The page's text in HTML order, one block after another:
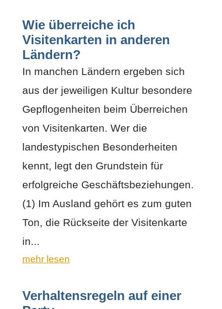
Wie überreiche ich
Visitenkarten in anderen
Ländern?
In manchen Ländern ergeben sich
aus der jeweiligen Kultur besondere
Gepflogenheiten beim Überreichen
von Visitenkarten. Wer die
landestypischen Besonderheiten
kennt, legt den Grundstein für
erfolgreiche Geschäftsbeziehungen.
(1) Im Ausland gehört es zum guten
Ton, die Rückseite der Visitenkarte
in...
mehr lesen
Verhaltensregeln auf einer